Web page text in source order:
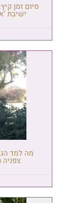
סיום זמן
ישיבת
מה למד